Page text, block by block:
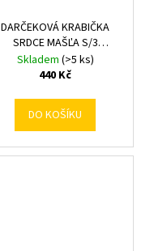
DARČEKOVÁ KRABIČKA
SRDCE MAŠĽA S/3
22,7x19,8x9-
30,8x28x11,7CM BIELA
Skladem (>5 ks)
440 Kč
DO KOŠÍKU